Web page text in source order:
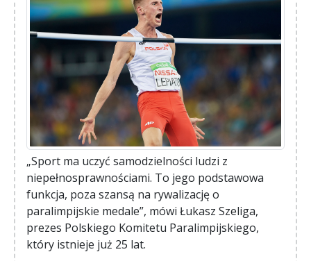
„Sport ma uczyć samodzielności ludzi z
niepełnosprawnościami. To jego podstawowa
funkcja, poza szansą na rywalizację o
paralimpijskie medale”, mówi Łukasz Szeliga,
prezes Polskiego Komitetu Paralimpijskiego,
który istnieje już 25 lat.